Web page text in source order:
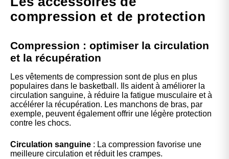
compression et de protection
Compression : optimiser la circulation
et la récupération
Les vêtements de compression sont de plus en plus
populaires dans le basketball. Ils aident à améliorer la
circulation sanguine, à réduire la fatigue musculaire et à
accélérer la récupération. Les manchons de bras, par
exemple, peuvent également offrir une légère protection
contre les chocs.
Circulation sanguine : La compression favorise une
meilleure circulation et réduit les crampes.